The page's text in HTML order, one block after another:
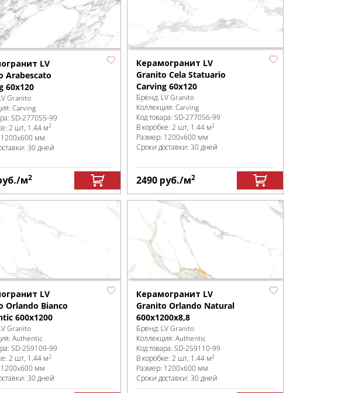
LV
Arabescato
60x120
Granito
Carving
SD-277055-99
:2 шт, 1.44 м2
1200x600 мм
30 дней
/м2
Керамогранит LV
Granito Cela Statuario
Carving 60x120
Бренд: LV Granito
Коллекция: Carving
Код товара: SD-277056-99
В коробке: 2 шт, 1.44 м2
Размер: 1200x600 мм
Сроки доставки: 30 дней
2490 руб./м2
LV
Orlando Bianco
600x1200
Granito
Authentic
SD-259109-99
:2 шт, 1.44 м2
1200x600 мм
30 дней
Керамогранит LV
Granito Orlando Natural
600x1200х8,8
Бренд: LV Granito
Коллекция: Authentic
Код товара: SD-259110-99
В коробке: 2 шт, 1.44 м2
Размер: 1200x600 мм
Сроки доставки: 30 дней